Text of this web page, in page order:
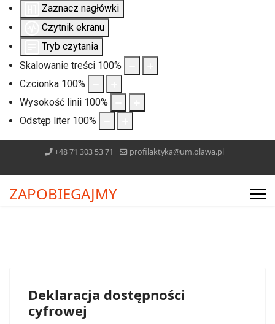
Zaznacz nagłówki
Czytnik ekranu
Tryb czytania
Skalowanie treści 100%
Czcionka 100%
Wysokość linii 100%
Odstęp liter 100%
+48 71 303 53 71 profilaktyka@um.olawa.pl
ZAPOBIEGAJMY
Deklaracja dostępności
cyfrowej